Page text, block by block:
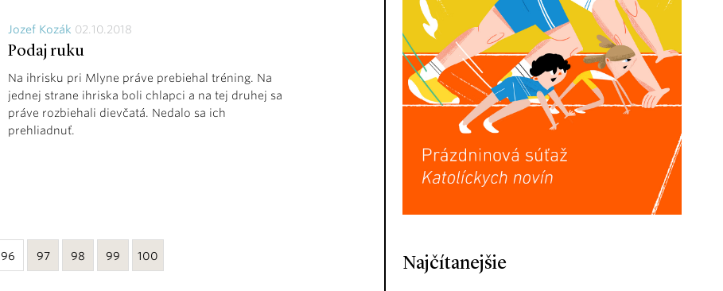
Jozef Kozák 02.10.2018
Podaj ruku
Na ihrisku pri Mlyne práve prebiehal tréning. Na
jednej strane ihriska boli chlapci a na tej druhej sa
práve rozbiehali dievčatá. Nedalo sa ich
prehliadnuť.
96 97 98 99 100 Najčítanejšie